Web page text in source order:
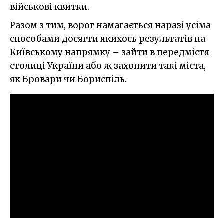
військові квитки.
Разом з тим, ворог намагається наразі усіма
способами досягти якихось результатів на
Київському напрямку – зайти в передмістя
столиці України або ж захопити такі міста,
як Бровари чи Бориспіль.